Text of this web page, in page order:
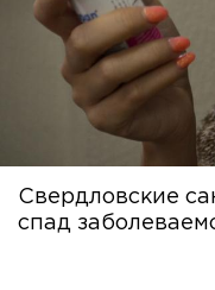
Свердловские
спад